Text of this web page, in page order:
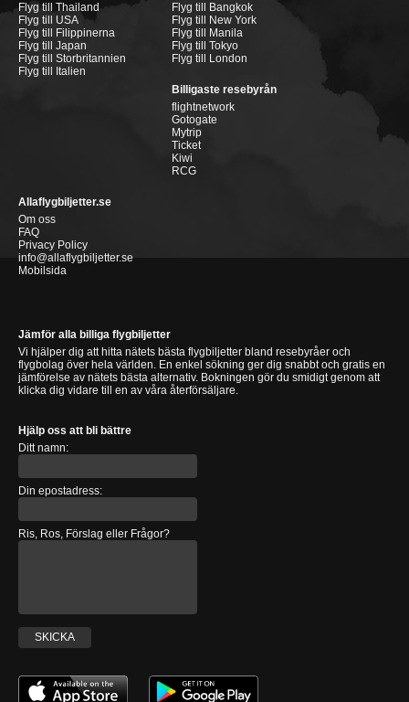
Flyg till Thailand
Flyg till USA
Flyg till Filippinerna
Flyg till Japan
Flyg till Storbritannien
Flyg till Italien
Flyg till Bangkok
Flyg till New York
Flyg till Manila
Flyg till Tokyo
Flyg till London
Billigaste resebyrån
flightnetwork
Gotogate
Mytrip
Ticket
Kiwi
RCG
Allaflygbiljetter.se
Om oss
FAQ
Privacy Policy
info@allaflygbiljetter.se
Mobilsida
Jämför alla billiga flygbiljetter
Vi hjälper dig att hitta nätets bästa flygbiljetter bland resebyråer och
flygbolag över hela världen. En enkel sökning ger dig snabbt och gratis en
jämförelse av nätets bästa alternativ. Bokningen gör du smidigt genom att
klicka dig vidare till en av våra återförsäljare.
Hjälp oss att bli bättre
Ditt namn:
Din epostadress:
Ris, Ros, Förslag eller Frågor?
SKICKA